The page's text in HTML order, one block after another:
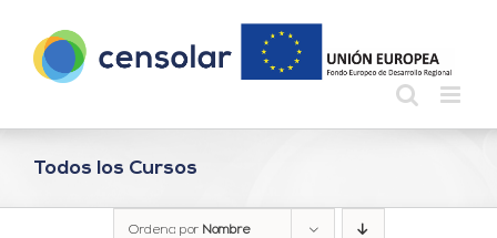
contenido
Todos los Cursos
Ordena por Nombre